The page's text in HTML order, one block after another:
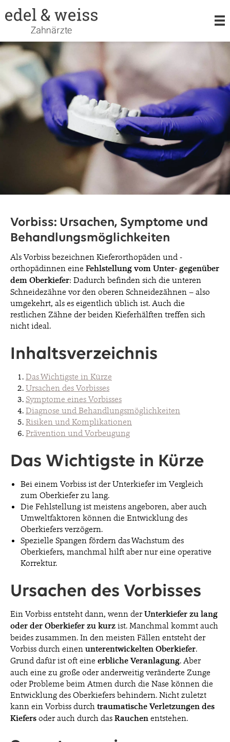
LEISTUNGEN
KIEFERORTHOPÄDIE
ORALCHIRURGIE
KARRIERE
BLOG
KONTAKT & TERMINE
Vorbiss: Ursachen, Symptome und
Behandlungsmöglichkeiten
Als Vorbiss bezeichnen Kieferorthopäden und -
orthopädinnen eine Fehlstellung vom Unter- gegenüber
dem Oberkiefer: Dadurch befinden sich die unteren
Schneidezähne vor den oberen Schneidezähnen – also
umgekehrt, als es eigentlich üblich ist. Auch die
restlichen Zähne der beiden Kieferhälften treffen sich
nicht ideal.
Inhaltsverzeichnis
Das Wichtigste in Kürze
Ursachen des Vorbisses
Symptome eines Vorbisses
Diagnose und Behandlungsmöglichkeiten
Risiken und Komplikationen
Prävention und Vorbeugung
Das Wichtigste in Kürze
Bei einem Vorbiss ist der Unterkiefer im Vergleich
zum Oberkiefer zu lang.
Die Fehlstellung ist meistens angeboren, aber auch
Umweltfaktoren können die Entwicklung des
Oberkiefers verzögern.
Spezielle Spangen fördern das Wachstum des
Oberkiefers, manchmal hilft aber nur eine operative
Korrektur.
Ursachen des Vorbisses
Ein Vorbiss entsteht dann, wenn derUnterkiefer zu lang
oder der Oberkiefer zu kurz ist. Manchmal kommt auch
beides zusammen. In den meisten Fällen entsteht der
Vorbiss durch einen unterentwickelten Oberkiefer.
Grund dafür ist oft eine erbliche Veranlagung. Aber
auch eine zu große oder anderweitig veränderte Zunge
oder Probleme beim Atmen durch die Nase können die
Entwicklung des Oberkiefers behindern. Nicht zuletzt
kann ein Vorbiss durch traumatische Verletzungen des
Kiefers oder auch durch das Rauchen entstehen.